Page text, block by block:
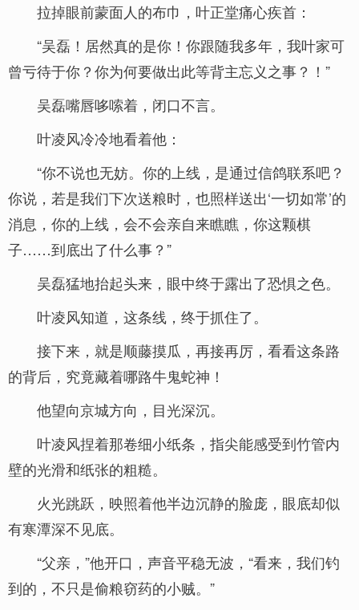
拉掉眼前蒙面人的布巾，叶正堂痛心疾首：
“吴磊！居然真的是你！你跟随我多年，我叶家可
曾亏待于你？你为何要做出此等背主忘义之事？！”
吴磊嘴唇哆嗦着，闭口不言。
叶凌风冷冷地看着他：
“你不说也无妨。你的上线，是通过信鸽联系吧？
你说，若是我们下次送粮时，也照样送出‘一切如常’的
消息，你的上线，会不会亲自来瞧瞧，你这颗棋
子……到底出了什么事？”
吴磊猛地抬起头来，眼中终于露出了恐惧之色。
叶凌风知道，这条线，终于抓住了。
接下来，就是顺藤摸瓜，再接再厉，看看这条路
的背后，究竟藏着哪路牛鬼蛇神！
他望向京城方向，目光深沉。
叶凌风捏着那卷细小纸条，指尖能感受到竹管内
壁的光滑和纸张的粗糙。
火光跳跃，映照着他半边沉静的脸庞，眼底却似
有寒潭深不见底。
“父亲，”他开口，声音平稳无波，“看来，我们钓
到的，不只是偷粮窃药的小贼。”